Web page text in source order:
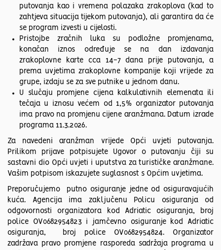
putovanja kao i vremena polazaka zrakoplova (kad to
zahtjeva situacija tijekom putovanja), ali garantira da će
se program izvesti u cijelosti.
Pristojbe zračnih luka su podložne promjenama,
konačan iznos određuje se na dan izdavanja
zrakoplovne karte cca 14-7 dana prije putovanja, a
prema uvjetima zrakoplovne kompanije koji vrijede za
grupe, izdaju se za sve putnike u jednom danu.
U slučaju promjene cijena kalkulativnih elemenata ili
tečaja u iznosu većem od 1,5% organizator putovanja
ima pravo na promjenu cijene aranžmana. Datum izrade
programa 11.3.2026.
Za navedeni aranžman vrijede Opći uvjeti putovanja.
Prilikom prijave potpisujete Ugovor o putovanju čiji su
sastavni dio Opći uvjeti i uputstva za turističke aranžmane.
Vašim potpisom iskazujete suglasnost s Općim uvjetima.
Preporučujemo putno osiguranje jedne od osiguravajućih
kuća. Agencija ima zaključenu Policu osiguranja od
odgovornosti organizatora kod Adriatic osiguranja, broj
police OV0682954823 i jamčevno osiguranje kod Adriatic
osiguranja, broj police OV0682954824. Organizator
zadržava pravo promjene rasporeda sadržaja programa u